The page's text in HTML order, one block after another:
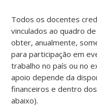
Todos os docentes
vinculados ao quadro
obter, anualmente,
para participação em
trabalho no país ou no
apoio depende da
financeiros e dentro
abaixo).